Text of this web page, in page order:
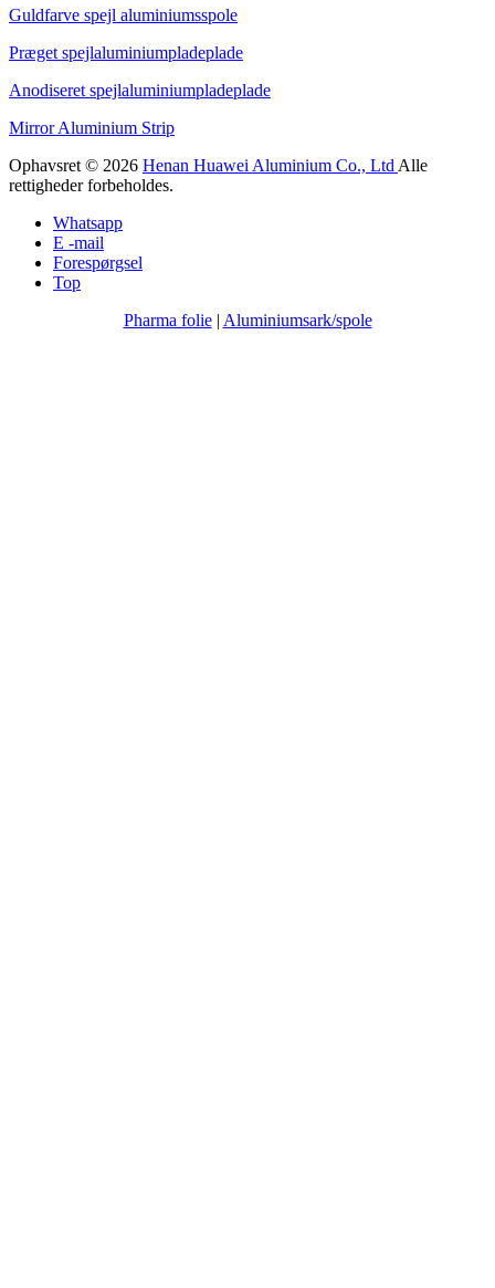
Guldfarve spejl aluminiumsspole
Præget spejlaluminiumpladeplade
Anodiseret spejlaluminiumpladeplade
Mirror Aluminium Strip
Ophavsret © 2026 Henan Huawei Aluminium Co., Ltd Alle
rettigheder forbeholdes.
Whatsapp
E -mail
Forespørgsel
Top
Pharma folie| Aluminiumsark/spole